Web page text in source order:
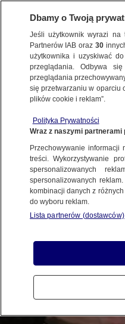
POLSKA
bezdomnych
11.01.2008, 18:03Aktualizacja:
Udostępnij
Dbamy o Twoją
Jeśli użytkownik wyrazi
Partnerów IAB oraz30
użytkownika i uzyskiwać
przeglądania. Odbywa
przeglądania
się przetwarzaniu w oparciu
plików cookie i reklam”.
Polityka Prywatności
Wraz z naszymi partnerami
Przechowywanie
treści. Wykorzystywanie
spersonalizowanych
spersonalizowanych
kombinacji danych z
do wyboru reklam.
Lista partnerów (dostawców)